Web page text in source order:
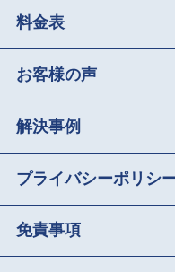
料金表
お客様の声
解決事例
プライバシーポリシ
免責事項